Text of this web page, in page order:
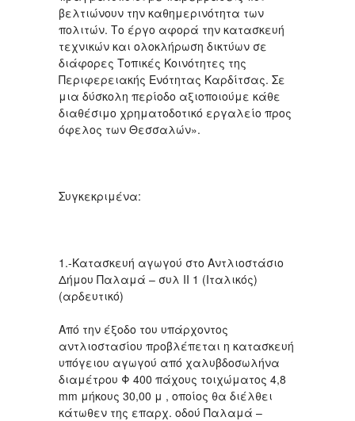
βελτιώνουν την καθημερινότητα των
πολιτών. Το έργο αφορά την κατασκευή
τεχνικών και ολοκλήρωση δικτύων σε
διάφορες Τοπικές Κοινότητες της
Περιφερειακής Ενότητας Καρδίτσας. Σε
μια δύσκολη περίοδο αξιοποιούμε κάθε
διαθέσιμο χρηματοδοτικό εργαλείο προς
όφελος των Θεσσαλών».
Συγκεκριμένα:
1.-Κατασκευή αγωγού στο Αντλιοστάσιο
Δήμου Παλαμά – συλ ΙΙ 1 (Ιταλικός)
(αρδευτικό)
Από την έξοδο του υπάρχοντος
αντλιοστασίου προβλέπεται η κατασκευή
υπόγειου αγωγού από χαλυβδοσωλήνα
διαμέτρου Φ 400 πάχους τοιχώματος 4,8
mm μήκους 30,00 μ , οποίος θα διέλθει
κάτωθεν της επαρχ. οδού Παλαμά –